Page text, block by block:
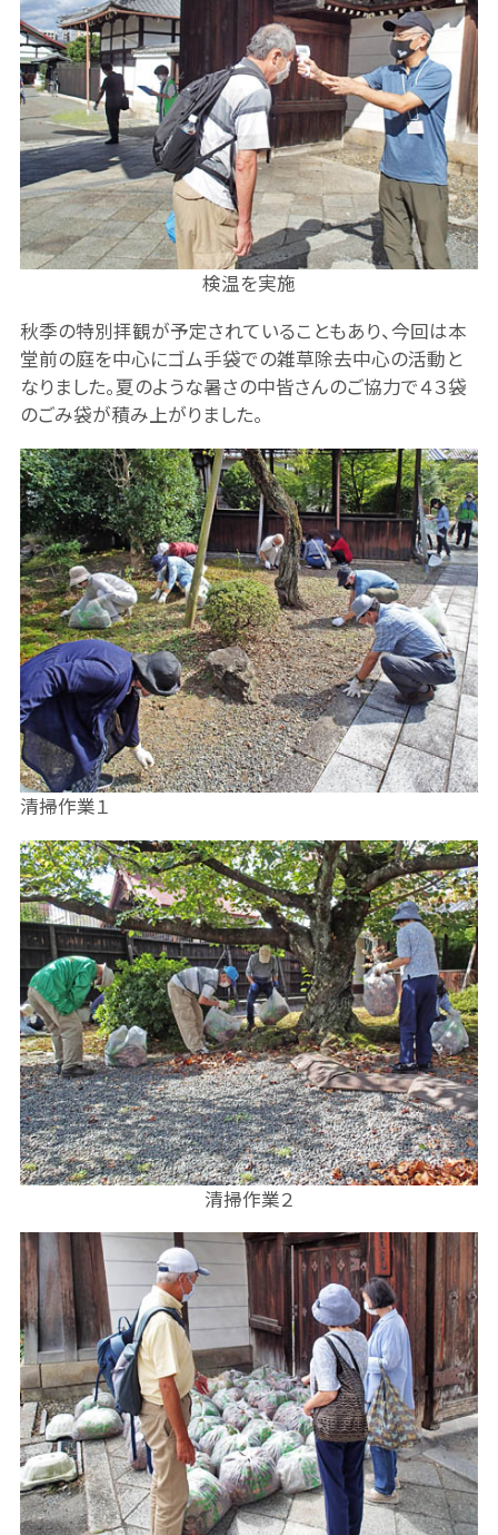
検温を実施
秋季の特別拝観が予定されていることもあり、今回は本
堂前の庭を中心にゴム手袋での雑草除去中心の活動と
なりました。夏のような暑さの中皆さんのご協力で４３袋
のごみ袋が積み上がりました。
清掃作業１
清掃作業２